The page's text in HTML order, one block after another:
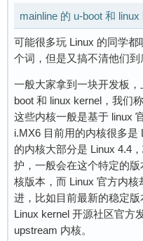
mainline 的 u-boot 和 linux
可能很多玩 Linux 的同学
个词，但是又搞不清他们到
一般大家拿到一块开发板
boot 和 linux kernel，我们
这些内核一般是基于 linux
i.MX6 目前用的内核很多是
的内核大部分是 Linux 4.4
护，一般会在这个特定的
核版本，而 Linux 官方内
进，比如目前最新的稳定
Linux kernel 开源社区官方
upstream 内核。